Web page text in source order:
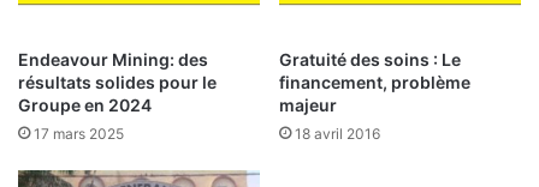
e
p
e
t
s
d
e
l
E
Endeavour Mining: des
résultats solides pour le
Groupe en 2024
17 mars 2025
Gratuité des soins : Le
financement, problème
majeur
18 avril 2016